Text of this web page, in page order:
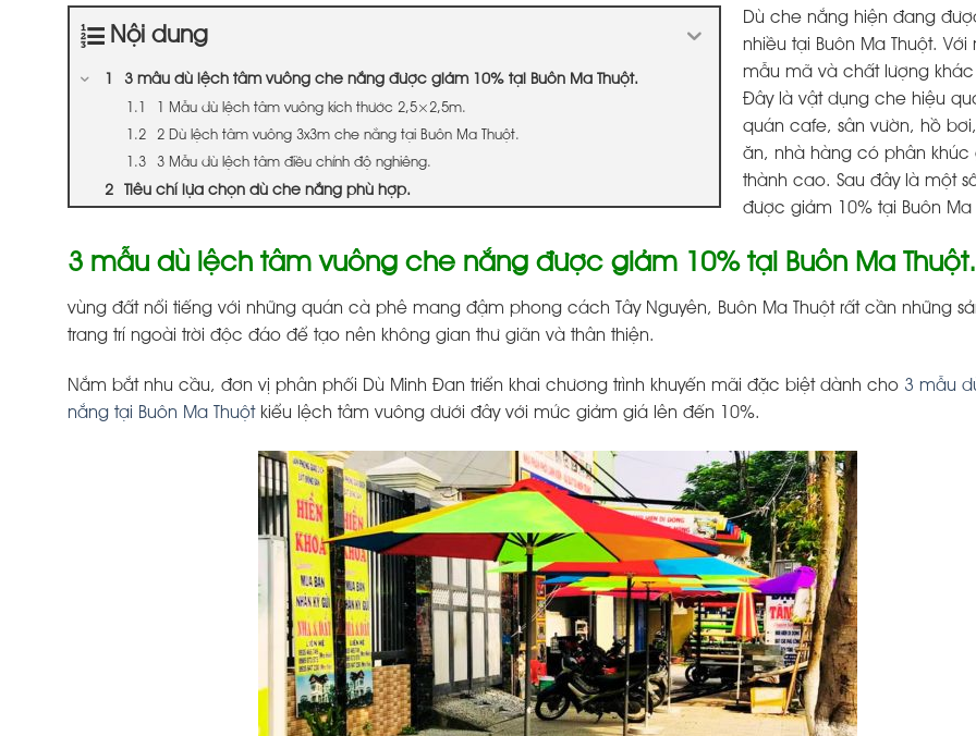
Nội dung
3 mẫu dù lệch tâm vuông che nắng được giảm 10% tại Buôn Ma Thuột.
1 Mẫu dù lệch tâm vuông kích thước 2,5×2,5m.
2 Dù lệch tâm vuông 3x3m che nắng tại Buôn Ma Thuột.
3 Mẫu dù lệch tâm điều chỉnh độ nghiêng.
Tiêu chí lựa chọn dù che nắng phù hợp.
Dù che nắng hiện đang
nhiều tại Buôn Ma Thuột. Với
mẫu mã và chất lượng khác
Đây là vật dụng che hiệu
quán cafe, sân vườn, hồ
ăn, nhà hàng có phân khúc
thành cao. Sau đây là một
được giảm 10% tại Buôn Ma
3 mẫu dù lệch tâm vuông che nắng được giảm 10% tại Buôn Ma Thuột.
vùng đất nổi tiếng với những quán cà phê mang đậm phong cách Tây Nguyên, Buôn Ma Thuột rất cần những
trang trí ngoài trời độc đáo để tạo nên không gian thư giãn và thân thiện.
Nắm bắt nhu cầu, đơn vị phân phối Dù Minh Đan triển khai chương trình khuyến mãi đặc biệt dành cho 3 mẫu
nắng tại Buôn Ma Thuộtkiểu lệch tâm vuông dưới đây với mức giảm giá lên đến 10%.